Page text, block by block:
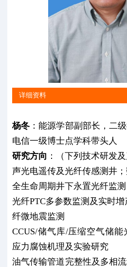
详细资料
杨冬 ：能源学部副部长，二
电信一级博士点学科带头人
研究方向 ：（下列技术研发
声光电遥传及光纤传感测井
全生命周期井下永置光纤监
光纤PTC多参数监测及实时
纤微地震监测
CCUS/储气库/压缩空气储
应力腐蚀机理及实验研究
油气传输管道完整性及多相